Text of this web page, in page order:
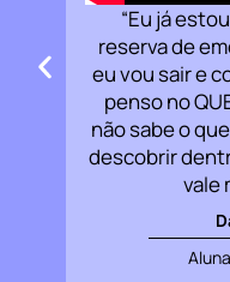
“Eu já
reserva de
eu vou sair e
penso no
não sabe o
descobrir
vale